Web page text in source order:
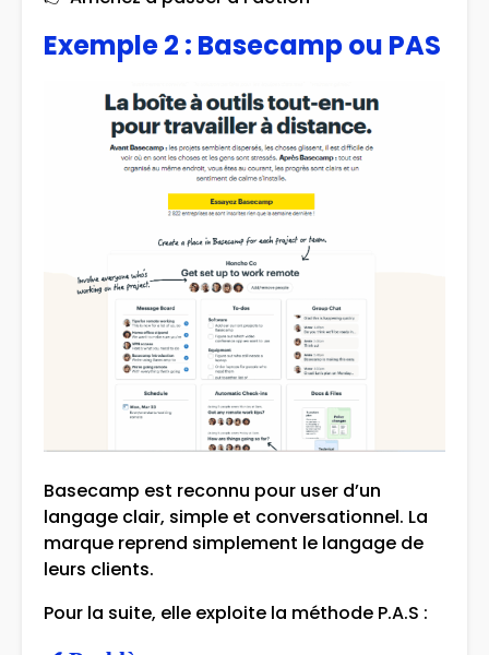
Exemple 2 : Basecamp ou PAS
Basecamp est reconnu pour user d’un
langage clair, simple et conversationnel. La
marque reprend simplement le langage de
leurs clients.
Pour la suite, elle exploite la méthode P.A.S :